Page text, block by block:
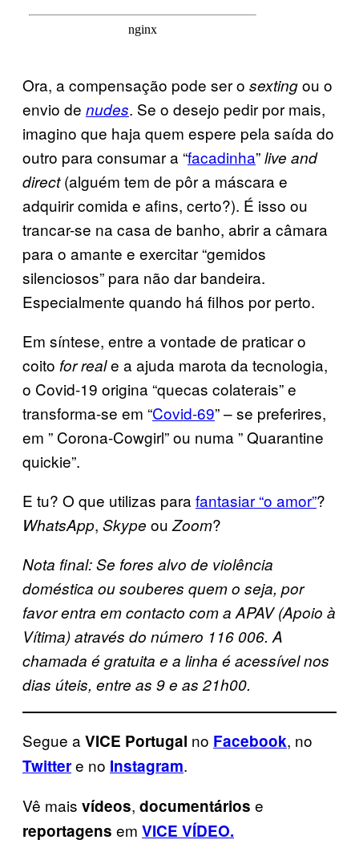
Ora, a compensação pode ser o sextingou o
envio de nudes. Se o desejo pedir por mais,
imagino que haja quem espere pela saída do
outro para consumar a “facadinha”live and
direct(alguém tem de pôr a máscara e
adquirir comida e afins, certo?). É isso ou
trancar-se na casa de banho, abrir a câmara
para o amante e exercitar “gemidos
silenciosos” para não dar bandeira.
Especialmente quando há filhos por perto.
Em síntese, entre a vontade de praticar o
coito for reale a ajuda marota da tecnologia,
o Covid-19 origina “quecas colaterais” e
transforma-se em “Covid-69” – se preferires,
em ” Corona-Cowgirl” ou numa ” Quarantine
quickie”.
E tu? O que utilizas para fantasiar “o amor”?
WhatsApp, Skype ou Zoom?
Nota final: Se fores alvo de violência
doméstica ou souberes quem o seja, por
favor entra em contacto com a APAV (Apoio à
Vítima) através do número 116 006. A
chamada é gratuita e a linha é acessível nos
dias úteis, entre as 9 e as 21h00.
Segue a VICE Portugal no Facebook, no
Twittere no Instagram.
Vê mais vídeos, documentários e
reportagens em VICE VÍDEO.